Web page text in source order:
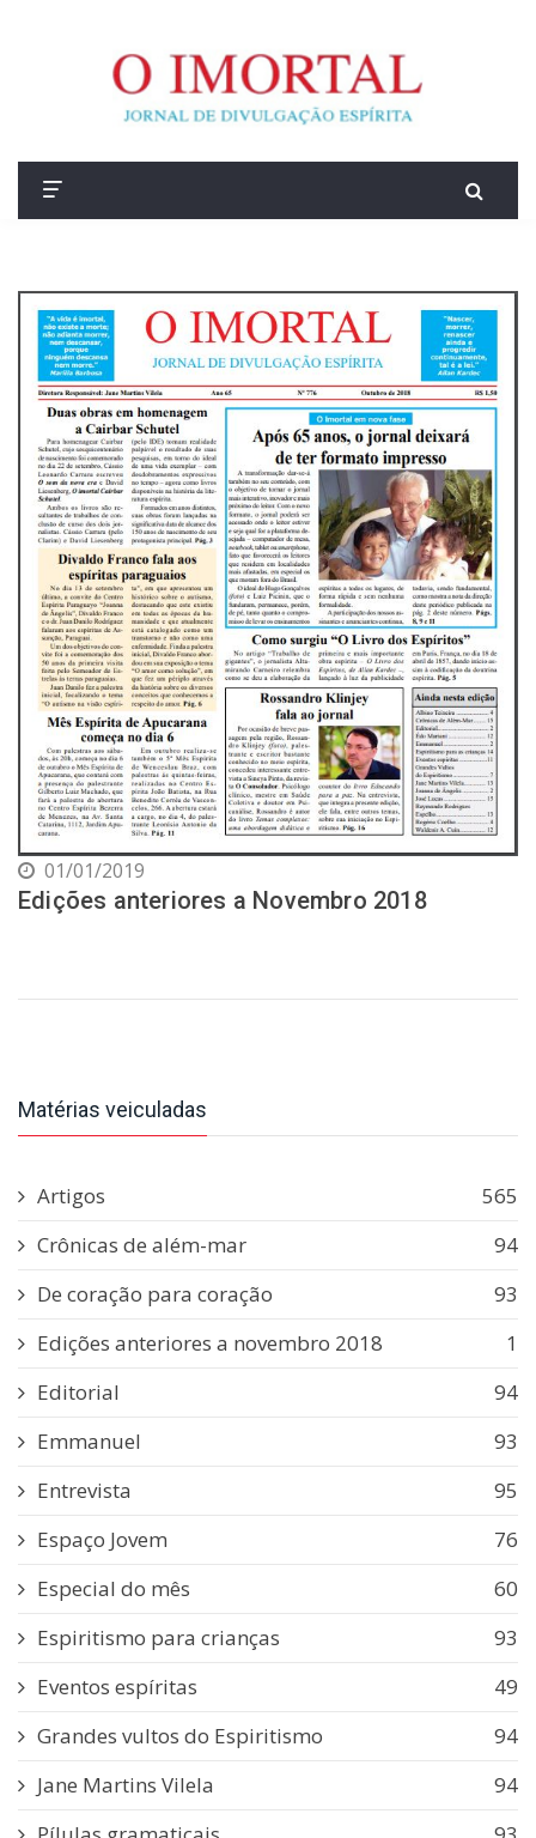
01/01/2019
Edições anteriores a Novembro 2018
Matérias veiculadas
Artigos
565
Crônicas de além-mar
94
De coração para coração
93
Edições anteriores a novembro 2018
1
Editorial
94
Emmanuel
93
Entrevista
95
Espaço Jovem
76
Especial do mês
60
Espiritismo para crianças
93
Eventos espíritas
49
Grandes vultos do Espiritismo
94
Jane Martins Vilela
94